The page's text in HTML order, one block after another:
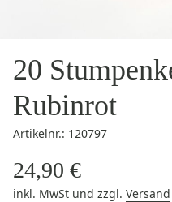
20
Rubinrot
Artikelnr.: 120797
24,90 €
inkl. MwSt und zzgl. Versand